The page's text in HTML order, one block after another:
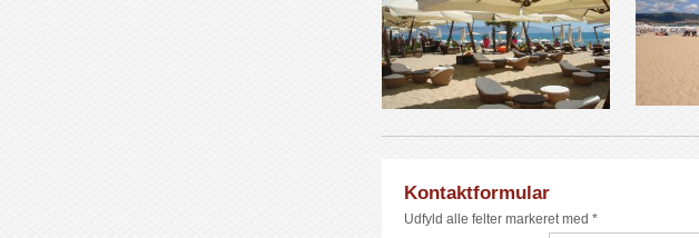
Kontaktformular
Udfyld alle felter markeret med *